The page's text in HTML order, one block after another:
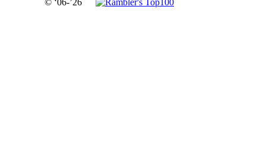
© ‘06-’26